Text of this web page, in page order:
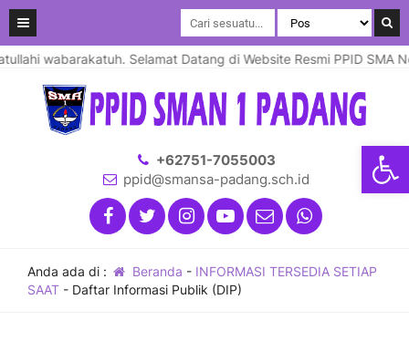
wabarakatuh. Selamat Datang di Website Resmi PPID
+62751-7055003
ppid@smansa-padang.sch.id
Anda ada di : Beranda - INFORMASI TERSEDIA SETIAP
SAAT - Daftar Informasi Publik (DIP)